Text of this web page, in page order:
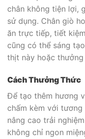
chân không tiện lợi,
sử dụng. Chân giò
ăn trực tiếp, tiết
cũng có thể sáng
thịt này hoặc
Cách Thưởng Thức
Để tạo thêm hương
chấm kèm với
nâng cao trải
không chỉ ngon